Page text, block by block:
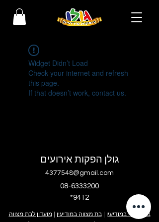
Widget Didn’t Load
Check your internet and refresh
this page.
If that doesn’t work, contact us.
גולן הפקות אירועים
4377548@gmail.com
08-6333200
בר מצווה במודיעין |בת מצווה במודיעין |מועדון לבת מצווה
*9412